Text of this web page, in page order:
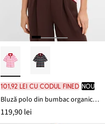
101,92 lei cu codul FINED nou
Bluză polo din bumbac organic 100%
119,90 lei